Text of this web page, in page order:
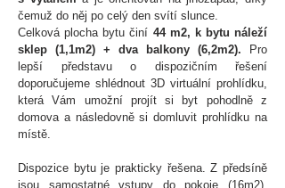
čemuž do něj po celý den svítí slunce.
Celková plocha bytu činí 44 m2, k bytu náleží
sklep (1,1m2) + dva balkony (6,2m2). Pro
lepší představu o dispozičním řešení
doporučujeme shlédnout 3D virtuální prohlídku,
která Vám umožní projít si byt pohodlně z
domova a následovně si domluvit prohlídku na
místě.
Dispozice bytu je prakticky řešena. Z předsíně
jsou samostatné vstupy do pokoje (16m2),